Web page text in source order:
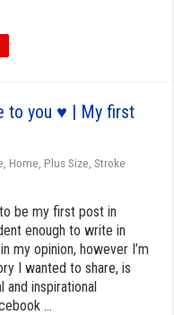
to you ♥ | My first
Home Plus Size ,Stroke
be my first post in
enough to write in
my opinion, however I’m
I wanted to share, is
and inspirational
...